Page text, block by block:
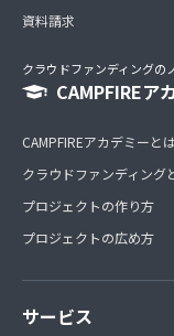
資料請求
クラウドファンディングの
CAMPFIREア
CAMPFIREアカデミーとは
クラウドファンディング
プロジェクトの作り方
プロジェクトの広め方
サービス